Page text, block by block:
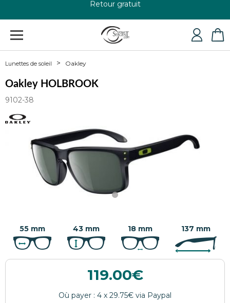
Lunettes de soleil Oakley
Oakley HOLBROOK
9102-38
55 mm 43 mm 18 mm 137 mm
119.00